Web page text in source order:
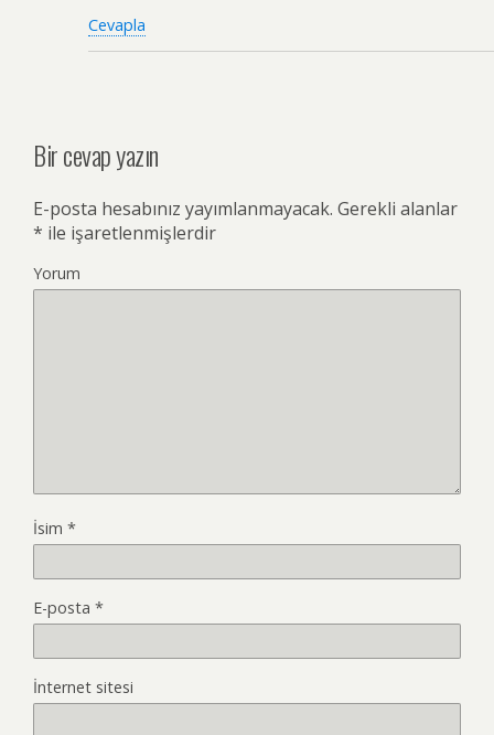
Cevapla
Bir cevap yazın
E-posta hesabınız yayımlanmayacak. Gerekli alanlar
* ile işaretlenmişlerdir
Yorum
İsim *
E-posta *
İnternet sitesi